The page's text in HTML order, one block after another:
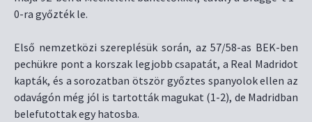
0-ra győzték le.
Első nemzetközi szereplésük során, az 57/58-as BEK-ben
pechükre pont a korszak legjobb csapatát, a Real Madridot
kapták, és a sorozatban ötször győztes spanyolok ellen az
odavágón még jól is tartották magukat (1-2), de Madridban
belefutottak egy hatosba.